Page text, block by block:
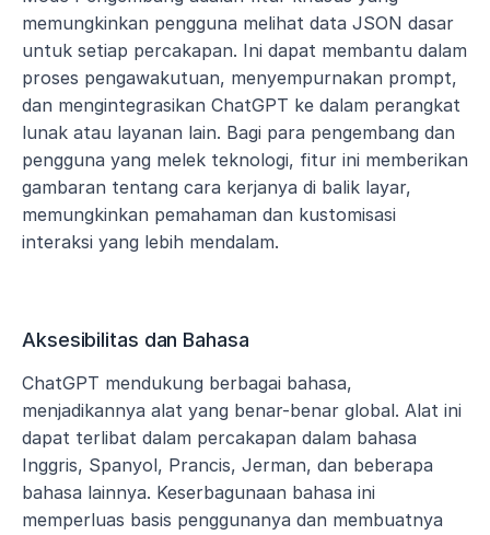
memungkinkan pengguna melihat data JSON dasar
untuk setiap percakapan. Ini dapat membantu dalam
proses pengawakutuan, menyempurnakan prompt,
dan mengintegrasikan ChatGPT ke dalam perangkat
lunak atau layanan lain. Bagi para pengembang dan
pengguna yang melek teknologi, fitur ini memberikan
gambaran tentang cara kerjanya di balik layar,
memungkinkan pemahaman dan kustomisasi
interaksi yang lebih mendalam.
Aksesibilitas dan Bahasa
ChatGPT mendukung berbagai bahasa,
menjadikannya alat yang benar-benar global. Alat ini
dapat terlibat dalam percakapan dalam bahasa
Inggris, Spanyol, Prancis, Jerman, dan beberapa
bahasa lainnya. Keserbagunaan bahasa ini
memperluas basis penggunanya dan membuatnya